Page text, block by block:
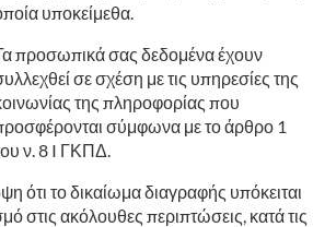
υποκείμεθα.
προσωπικά σας δεδομένα έχουν
σε σχέση με τις υπηρεσίες της
της πληροφορίας που
σύμφωνα με το άρθρο 1
ν. 8 I ΓΚΠΔ.
ότι το δικαίωμα διαγραφής υπόκειται
στις ακόλουθες περιπτώσεις, κατά τις